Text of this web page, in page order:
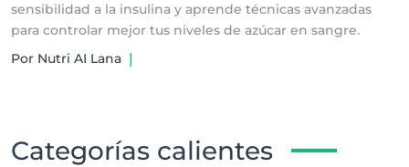
sensibilidad a la insulina y aprende técnicas avanzadas
para controlar mejor tus niveles de azúcar en sangre.
Por Nutri AI Lana |
Categorías calientes